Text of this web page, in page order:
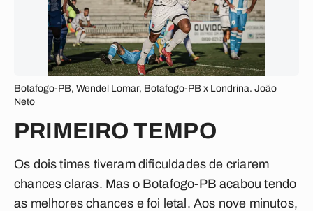
Botafogo-PB, Wendel Lomar, Botafogo-PB x Londrina. João
Neto
PRIMEIRO TEMPO
Os dois times tiveram dificuldades de criarem
chances claras. Mas o Botafogo-PB acabou tendo
as melhores chances e foi letal. Aos nove minutos,